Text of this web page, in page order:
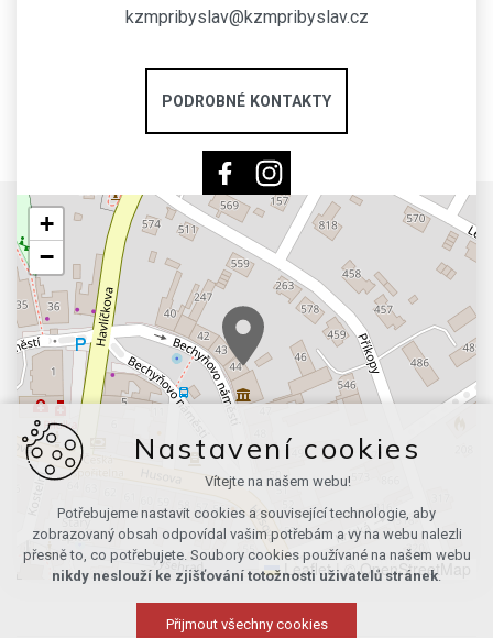
kzmpribyslav@kzmpribyslav.cz
PODROBNÉ KONTAKTY
+
−
Leaflet | © OpenStreetMap
Nastavení cookies
Vítejte na našem webu!
Potřebujeme nastavit cookies a související technologie, aby
zobrazovaný obsah odpovídal vašim potřebám a vy na webu nalezli
přesně to, co potřebujete. Soubory cookies používané na našem webu
nikdy neslouží ke zjišťování totožnosti uživatelů stránek.
Přijmout všechny cookies